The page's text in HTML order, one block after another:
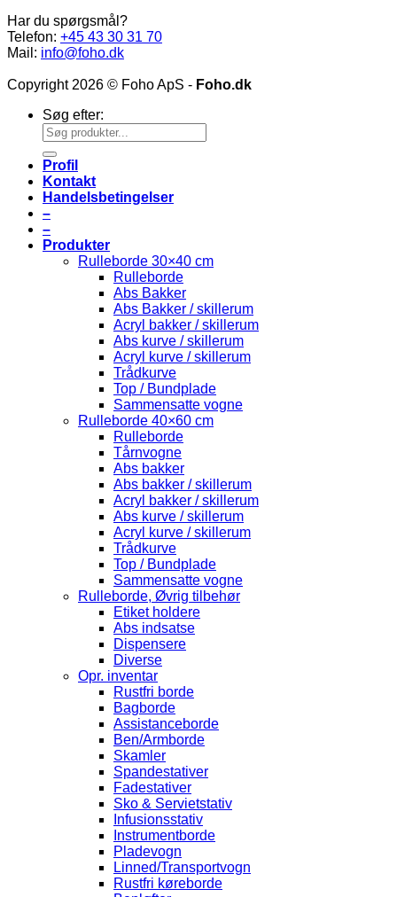
Har du spørgsmål?
Telefon: +45 43 30 31 70
Mail: info@foho.dk
Copyright 2026 © Foho ApS - Foho.dk
Søg efter:
Profil
Kontakt
Handelsbetingelser
–
–
Produkter
Rulleborde 30×40 cm
Rulleborde
Abs Bakker
Abs Bakker / skillerum
Acryl bakker / skillerum
Abs kurve / skillerum
Acryl kurve / skillerum
Trådkurve
Top / Bundplade
Sammensatte vogne
Rulleborde 40×60 cm
Rulleborde
Tårnvogne
Abs bakker
Abs bakker / skillerum
Acryl bakker / skillerum
Abs kurve / skillerum
Acryl kurve / skillerum
Trådkurve
Top / Bundplade
Sammensatte vogne
Rulleborde, Øvrig tilbehør
Etiket holdere
Abs indsatse
Dispensere
Diverse
Opr. inventar
Rustfri borde
Bagborde
Assistanceborde
Ben/Armborde
Skamler
Spandestativer
Fadestativer
Sko & Servietstativ
Infusionsstativ
Instrumentborde
Pladevogn
Linned/Transportvogn
Rustfri køreborde